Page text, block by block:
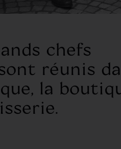
chefs
réunis
la